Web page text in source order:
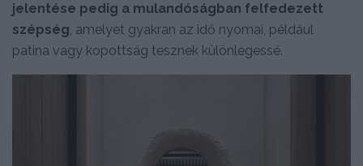
jelentése pedig a mulandóságban felfedezett
szépség, amelyet gyakran az idő nyomai, például
patina vagy kopottság tesznek különlegessé.